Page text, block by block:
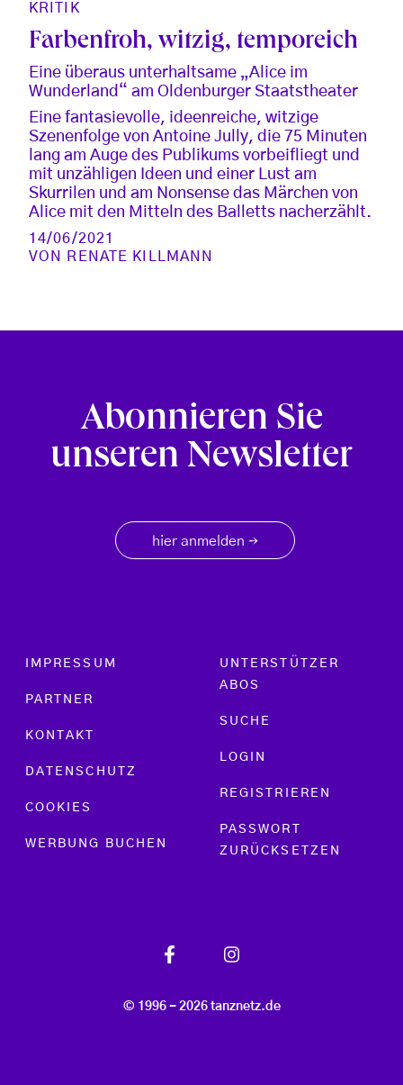
KRITIK
Farbenfroh, witzig, temporeich
Eine überaus unterhaltsame „Alice im
Wunderland“ am Oldenburger Staatstheater
Eine fantasievolle, ideenreiche, witzige
Szenenfolge von Antoine Jully, die 75 Minuten
lang am Auge des Publikums vorbeifliegt und
mit unzähligen Ideen und einer Lust am
Skurrilen und am Nonsense das Märchen von
Alice mit den Mitteln des Balletts nacherzählt.
14/06/2021
VON
RENATE KILLMANN
Abonnieren Sie
unseren Newsletter
hier anmelden →
Footer menu
IMPRESSUM
PARTNER
KONTAKT
DATENSCHUTZ
COOKIES
WERBUNG BUCHEN
UNTERSTÜTZER
ABOS
SUCHE
LOGIN
REGISTRIEREN
PASSWORT
ZURÜCKSETZEN
© 1996 - 2026 tanznetz.de